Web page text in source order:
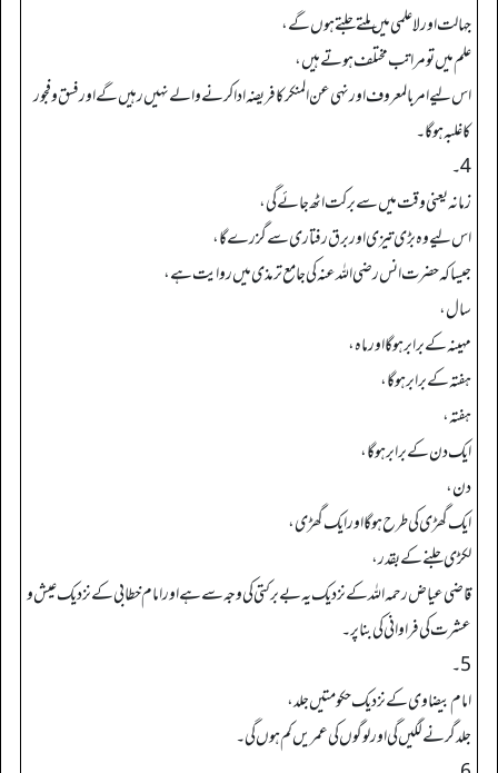
جہالت اور لاعلمی میں ملتے جلتے ہوں گے،
علم میں تو مراتب مختلف ہوتے ہیں،
اس لیے امر بالمعروف اور نہی عن المنکر کا فریضہ ادا کرنے والے نہیں رہیں گے اور فسق و فجور
کا غلبہ ہو گا۔
4۔
زمانہ یعنی وقت میں سے برکت اٹھ جائے گی،
اس لیے وہ بڑی تیزی اور برق رفتاری سے گزرے گا،
جیسا کہ حضرت انس رضی اللہ عنہ کی جامع ترمذی میں روایت ہے،
سال،
مہینہ کے برابر ہو گا اور ماہ،
ہفتہ کے برابر ہو گا،
ہفتہ،
ایک دن کے برابر ہو گا،
دن،
ایک گھڑی کی طرح ہو گا اور ایک گھڑی،
لکڑی جلنے کے بقدر،
قاضی عیاض رحمہ اللہ کے نزدیک یہ بے برکتی کی وجہ سے ہے اور امام خطابی کے نزدیک عیش و
عشرت کی فراوانی کی بنا پر۔
5۔
امام بیضاوی کے نزدیک حکومتیں جلد،
جلد گرنے لگیں گی اور لوگوں کی عمریں کم ہوں گی۔